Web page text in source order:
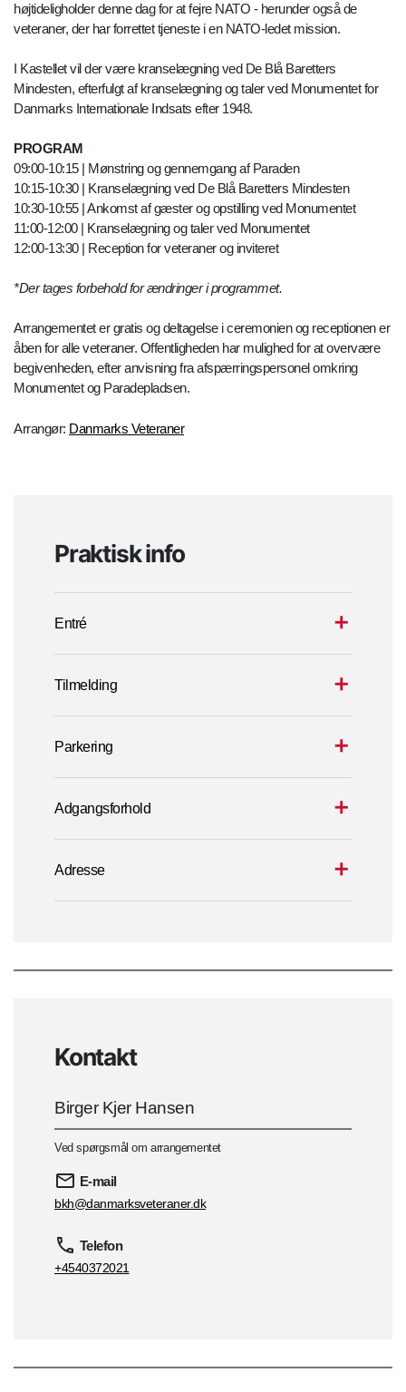
højtideligholder denne dag for at fejre NATO - herunder også de
veteraner, der har forrettet tjeneste i en NATO-ledet mission.
I Kastellet vil der være kranselægning ved De Blå Baretters
Mindesten, efterfulgt af kranselægning og taler ved Monumentet for
Danmarks Internationale Indsats efter 1948.
PROGRAM
09:00-10:15 | Mønstring og gennemgang af Paraden
10:15-10:30 | Kranselægning ved De Blå Baretters Mindesten
10:30-10:55 | Ankomst af gæster og opstilling ved Monumentet
11:00-12:00 | Kranselægning og taler ved Monumentet
12:00-13:30 | Reception for veteraner og inviteret
*Der tages forbehold for ændringer i programmet.
Arrangementet er gratis og deltagelse i ceremonien og receptionen er
åben for alle veteraner. Offentligheden har mulighed for at overvære
begivenheden, efter anvisning fra afspærringspersonel omkring
Monumentet og Paradepladsen.
Arrangør: Danmarks Veteraner
Praktisk info
Entré
Tilmelding
Parkering
Adgangsforhold
Adresse
Kontakt
Birger Kjer Hansen
Ved spørgsmål om arrangementet
E-mail
bkh@danmarksveteraner.dk
Telefon
+4540372021